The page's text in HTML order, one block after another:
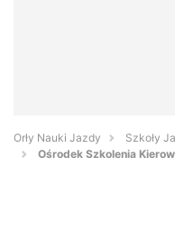
Orły Nauki Jazdy
Szkoły
Ośrodek Szkolenia